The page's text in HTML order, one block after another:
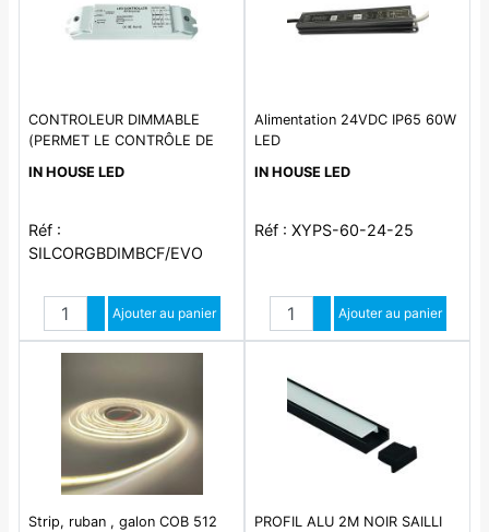
CONTROLEUR DIMMABLE
(PERMET LE CONTRÔLE DE
LES TELECOMMANDES
ET SICRODIM-EVO. RUBAN
LED
IN HOUSE LED
Réf :
SILCORGBDIMBCF/EVO
Quantité
Augmenter quantité
Diminuer quantité
Ajouter au panier
Alimentation 24VDC IP65 60W
LED
IN HOUSE LED
Réf : XYPS-60-24-25
Quantité
Augmenter quantité
Diminuer quantité
Ajouter au panier
Strip, ruban , galon COB 512
PROFIL ALU 2M NOIR SAILLI